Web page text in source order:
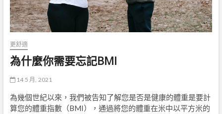
更舒適
為什麼你需要忘記BMI
14 5 月, 2021
為幾個世紀以來，我們被告知了解您是否是健康的體重是要計
算您的體重指數（BMI），通過將您的體重在米中以平方米的